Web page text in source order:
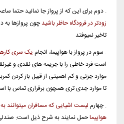
. دوم برای این که از پرواز جا نمانید حتما
زودتر در فرودگاه حاظر باشید چون پروازها
تاخیر نمیوفتد
. سوم در پرواز با هواپیما، انجام یک سری
است فرد خاطی را با جریمه های نقدی و
موارد جزئی و کم اهمیتی از قبیل باز کردن
تا موارد جدی تری همچون برقراری تماس با
. چهارم لیست اشیایی که مسافران میتوانند
هواپیماحمل نمایند به شرح ذیل است: صندلی